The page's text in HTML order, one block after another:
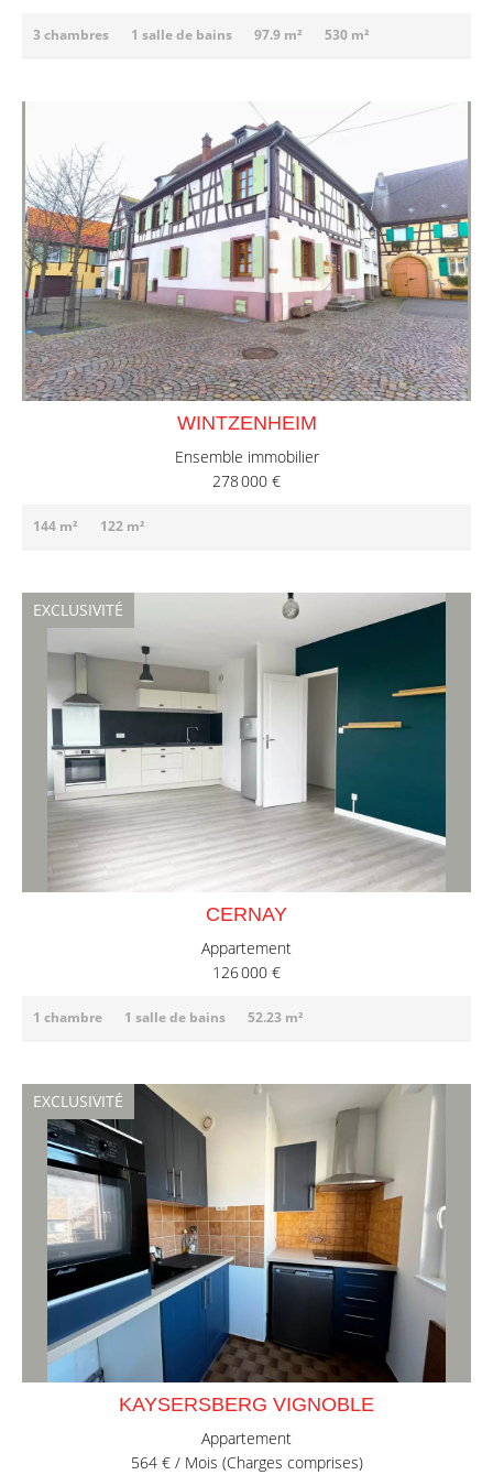
3 chambres 1 salle de bains 97.9 m² 530 m²
WINTZENHEIM
Ensemble immobilier
278 000 €
144 m² 122 m²
CERNAY
Appartement
126 000 €
1 chambre 1 salle de bains 52.23 m²
EXCLUSIVITÉ
KAYSERSBERG VIGNOBLE
Appartement
564 € / Mois (Charges comprises)
EXCLUSIVITÉ